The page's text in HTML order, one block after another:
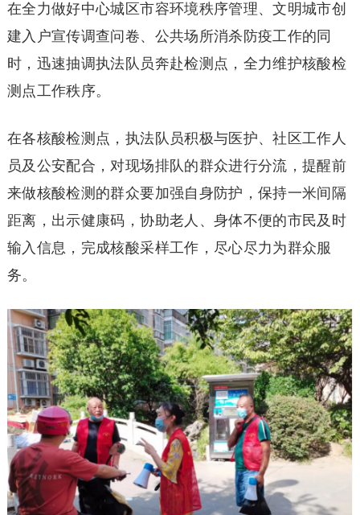
在全力做好中心城区市容环境秩序管理、文明城市创
建入户宣传调查问卷、公共场所消杀防疫工作的同
时，迅速抽调执法队员奔赴检测点，全力维护核酸检
测点工作秩序。
在各核酸检测点，执法队员积极与医护、社区工作人
员及公安配合，对现场排队的群众进行分流，提醒前
来做核酸检测的群众要加强自身防护，保持一米间隔
距离，出示健康码，协助老人、身体不便的市民及时
输入信息，完成核酸采样工作，尽心尽力为群众服
务。